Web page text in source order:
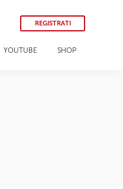
REGISTRATI
YOUTUBE SHOP